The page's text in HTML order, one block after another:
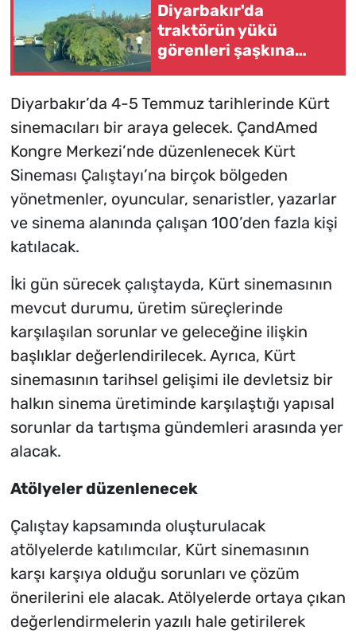
Diyarbakır'da
traktörün yükü
görenleri şaşkına
Diyarbakır’da 4-5 Temmuz tarihlerinde Kürt
sinemacıları bir araya gelecek. ÇandAmed
Kongre Merkezi’nde düzenlenecek Kürt
Sineması Çalıştayı’na birçok bölgeden
yönetmenler, oyuncular, senaristler, yazarlar
ve sinema alanında çalışan 100’den fazla kişi
katılacak.
İki gün sürecek çalıştayda, Kürt sinemasının
mevcut durumu, üretim süreçlerinde
karşılaşılan sorunlar ve geleceğine ilişkin
başlıklar değerlendirilecek. Ayrıca, Kürt
sinemasının tarihsel gelişimi ile devletsiz bir
halkın sinema üretiminde karşılaştığı yapısal
sorunlar da tartışma gündemleri arasında yer
alacak.
Atölyeler düzenlenecek
Çalıştay kapsamında oluşturulacak
atölyelerde katılımcılar, Kürt sinemasının
karşı karşıya olduğu sorunları ve çözüm
önerilerini ele alacak. Atölyelerde ortaya çıkan
değerlendirmelerin yazılı hale getirilerek